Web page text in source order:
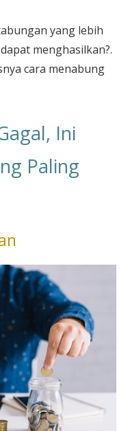
yang lebih
menghasilkan?.
cara menabung
Ini
Paling